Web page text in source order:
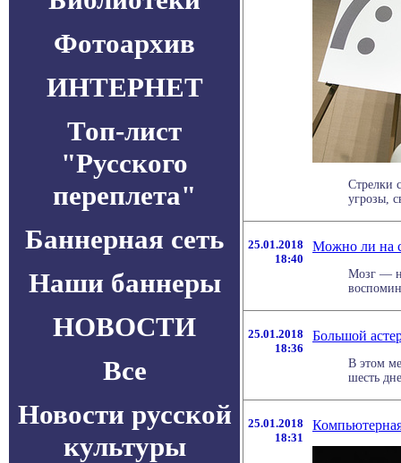
Фотоархив
ИНТЕРНЕТ
Топ-лист
"Русского
переплета"
Баннерная сеть
Наши баннеры
НОВОСТИ
Все
Новости русской
культуры
Стрелки
угрозы,
25.01.2018
18:40
Можно ли на
Мозг —
25.01.2018
18:36
Большой
В этом
шесть
25.01.2018
18:31